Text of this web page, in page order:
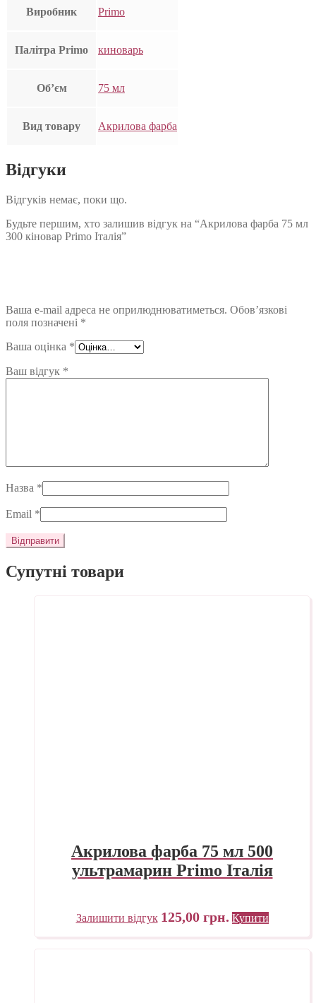
Виробник Primo
Палітра Primo киноварь
Об’єм 75 мл
Вид товару Акрилова фарба
Відгуки
Відгуків немає, поки що.
Будьте першим, хто залишив відгук на “Акрилова фарба 75 мл
300 кіновар Primo Італія”
Ваша e-mail адреса не оприлюднюватиметься. Обов’язкові
поля позначені *
Ваша оцінка *
Ваш відгук *
Назва *
Email *
Супутні товари
Акрилова фарба 75 мл 500
ультрамарин Primo Італія
Залишити відгук 125,00 грн. Купити